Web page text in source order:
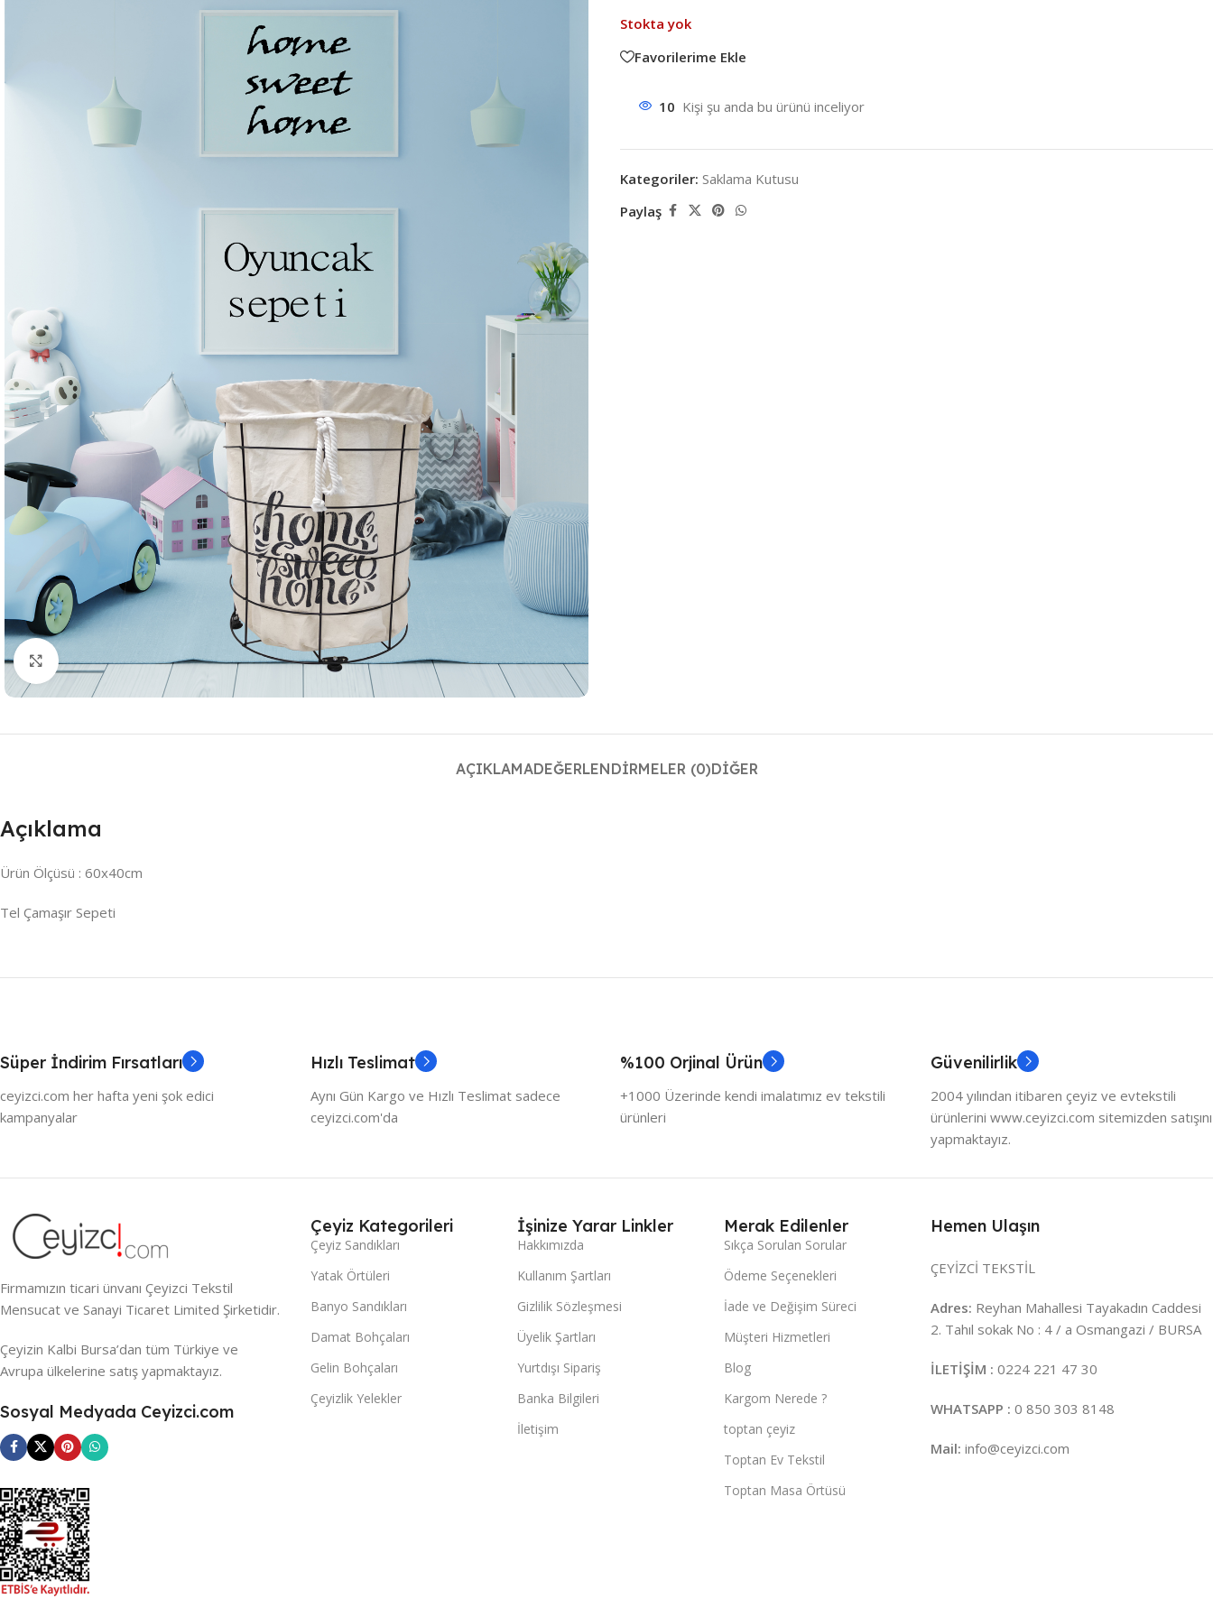
Resmi Büyüt
Stokta yok
Favorilerime Ekle
10 Kişi şu anda bu ürünü inceliyor
Kategoriler: Saklama Kutusu
Paylaş
AÇIKLAMADEĞERLENDIRMELER (0)DIĞER
Açıklama
Ürün Ölçüsü : 60x40cm
Tel Çamaşır Sepeti
Süper İndirim Fırsatları
ceyizci.com her hafta yeni şok edici
kampanyalar
Hızlı Teslimat
Aynı Gün Kargo ve Hızlı Teslimat sadece
ceyizci.com'da
%100 Orjinal Ürün
+1000 Üzerinde kendi imalatımız ev tekstili
ürünleri
Güvenilirlik
2004 yılından itibaren çeyiz ve evtekstili
ürünlerini www.ceyizci.com sitemizden satışını
yapmaktayız.
Firmamızın ticari ünvanı Çeyizci Tekstil
Mensucat ve Sanayi Ticaret Limited Şirketidir.
Çeyizin Kalbi Bursa’dan tüm Türkiye ve
Avrupa ülkelerine satış yapmaktayız.
Sosyal Medyada Ceyizci.com
Çeyiz Kategorileri
Çeyiz Sandıkları
Yatak Örtüleri
Banyo Sandıkları
Damat Bohçaları
Gelin Bohçaları
Çeyizlik Yelekler
İşinize Yarar Linkler
Hakkımızda
Kullanım Şartları
Gizlilik Sözleşmesi
Üyelik Şartları
Yurtdışı Sipariş
Banka Bilgileri
İletişim
Merak Edilenler
Sıkça Sorulan Sorular
Ödeme Seçenekleri
İade ve Değişim Süreci
Müşteri Hizmetleri
Blog
Kargom Nerede ?
toptan çeyiz
Toptan Ev Tekstil
Toptan Masa Örtüsü
Hemen Ulaşın
ÇEYİZCİ TEKSTİL
Adres: Reyhan Mahallesi Tayakadın Caddesi
2. Tahıl sokak No : 4 / a Osmangazi / BURSA
İLETİŞİM : 0224 221 47 30
WHATSAPP : 0 850 303 8148
Mail: info@ceyizci.com